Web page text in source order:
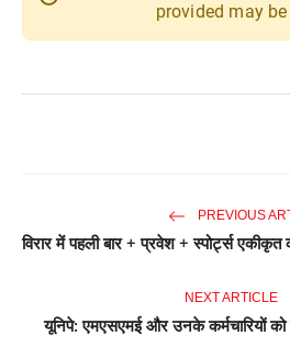
provided may
PREVIOUS
विरार में पहली बार + प्रवेश + स्पोर्ट्स एकीकृत
NEXT ARTICLE
यूनिपे: एमएसएमई और उनके कर्मचारियों